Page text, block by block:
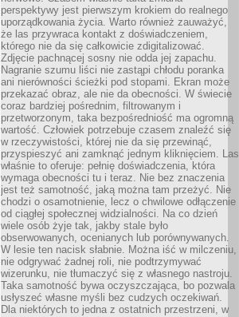
perspektywy jest pierwszym krokiem do realnego
uporządkowania życia. Warto również zauważyć,
że las przywraca kontakt z doświadczeniem,
którego nie da się całkowicie zdigitalizować.
Zdjęcie pachnącej sosny nie odda jej zapachu.
Nagranie szumu liści nie zastąpi chłodu poranka
ani nierówności ścieżki pod stopami. Ekran może
przekazać obraz, ale nie da obecności. W świecie
coraz bardziej pośrednim, filtrowanym i
przetworzonym, taka bezpośredniość ma ogromną
wartość. Człowiek potrzebuje czasem znaleźć się
w rzeczywistości, której nie da się przewinąć,
przyspieszyć ani zamknąć jednym kliknięciem. Las
właśnie to oferuje: pełnię doświadczenia, która
wymaga obecności tu i teraz. Nie bez znaczenia
jest też samotność, jaką można tam przeżyć. Nie
chodzi o osamotnienie, lecz o chwilowe odłączenie
od ciągłej społecznej widzialności. Na co dzień
wiele osób żyje tak, jakby stale było
obserwowanych, ocenianych lub porównywanych.
W lesie ten nacisk słabnie. Można iść w milczeniu,
nie odgrywać żadnej roli, nie podtrzymywać
wizerunku, nie tłumaczyć się z własnego nastroju.
Taka samotność bywa oczyszczająca, bo pozwala
usłyszeć własne myśli bez cudzych oczekiwań.
Dla niektórych to jedna z ostatnich przestrzeni, w